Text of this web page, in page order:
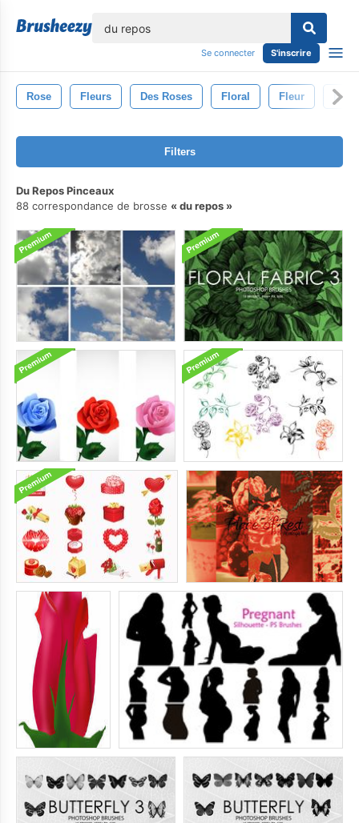
Se connecter S'inscrire
Rose Fleurs Des Roses Floral Fleur La
Filters
Du Repos Pinceaux
88 correspondance de brosse
du repos